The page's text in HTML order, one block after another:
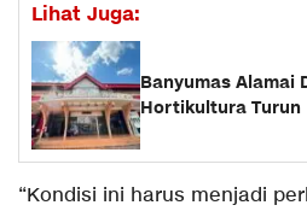
Lihat Juga:
Banyumas Alamai
Hortikultura Turun
“Kondisi ini harus menjadi